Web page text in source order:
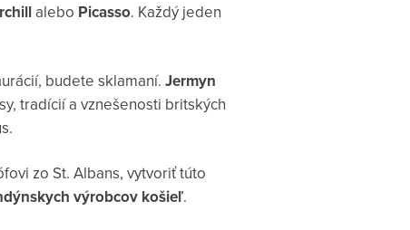
alebo Picasso. Každý jeden
budete sklamaní. Jermyn
tradícií a vznešenosti britských
zo St. Albans, vytvoriť túto
výrobcov košieľ.